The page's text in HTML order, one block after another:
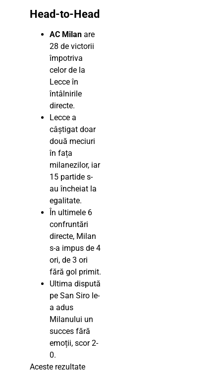
Head-to-Head
AC Milan are
28 de victorii
împotriva
celor de la
Lecce în
întâlnirile
directe.
Lecce a
câștigat doar
două meciuri
în fața
milanezilor, iar
15 partide s-
au încheiat la
egalitate.
În ultimele 6
confruntări
directe, Milan
s-a impus de 4
ori, de 3 ori
fără gol primit.
Ultima dispută
pe San Siro le-
a adus
Milanului un
succes fără
emoții, scor 2-
0.
Aceste rezultate